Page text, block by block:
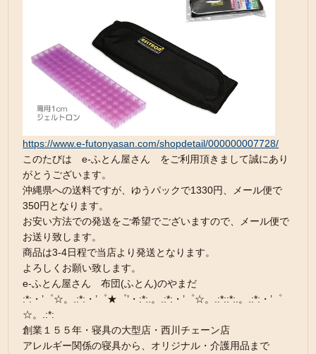
https://www.e-futonyasan.com/shopdetail/000000007728/
このたびは e-ふとん屋さん をご利用頂きまして誠にあり
がとうございます。
沖縄県への送料ですが、ゆうパックで1330円、メール便で
350円となります。
お安い方法での発送をご希望でございますので、メール便で
お送り致します。
商品は3-4日程で当店より発送となります。
よろしくお願い致します。
e-ふとん屋さん 布団(ふとん)のやまだ
:*:・’゜☆。.:*:・’゜★゜’・:*:.。.:*:・’゜☆。.:*::*:.。.:*:・’゜
☆。.:*:
創業１５５年・寝具の大型店・西川チェーン店
アレルギー関係の寝具から、オリジナル・介護用品まで